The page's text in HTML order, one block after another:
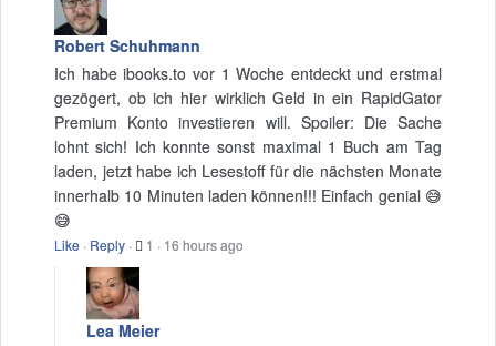
Robert Schuhmann
Ich habe ibooks.to vor 1 Woche entdeckt und erstmal
gezögert, ob ich hier wirklich Geld in ein RapidGator
Premium Konto investieren will. Spoiler: Die Sache
lohnt sich! Ich konnte sonst maximal 1 Buch am Tag
laden, jetzt habe ich Lesestoff für die nächsten Monate
innerhalb 10 Minuten laden können!!! Einfach genial 😅
😅
Like · Reply · 1 · 16 hours ago
Lea Meier